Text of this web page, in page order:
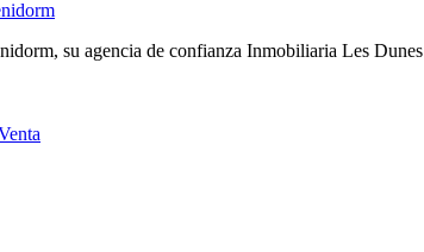
su agencia de confianza Inmobiliaria Les Dunes